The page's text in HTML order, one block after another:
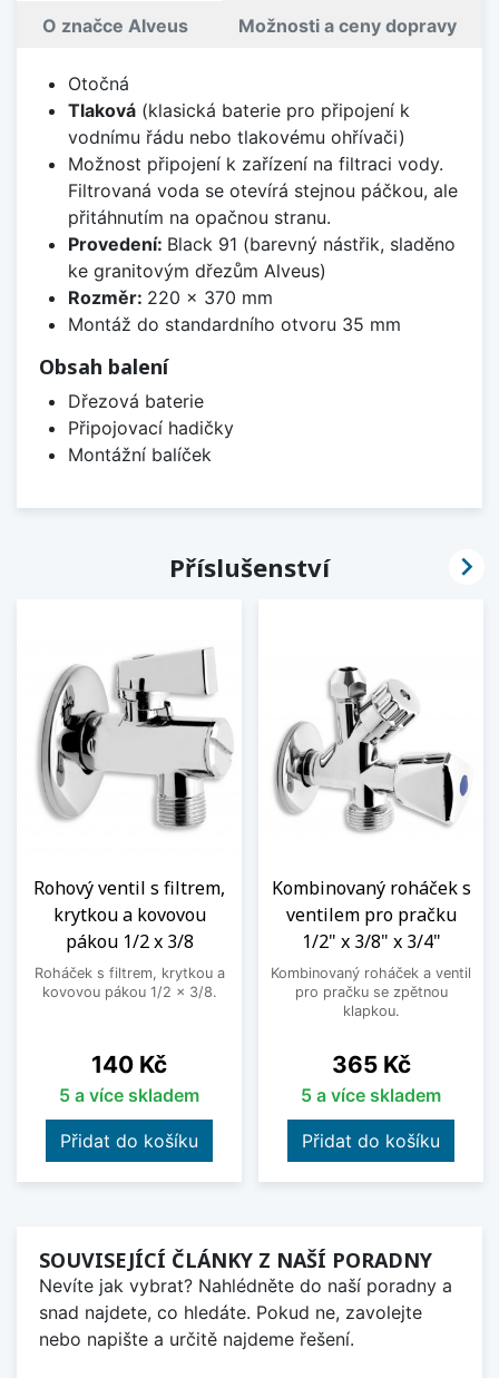
O značce Alveus Možnosti a ceny dopravy
Otočná
Tlaková(klasická baterie pro připojení k
vodnímu řádu nebo tlakovému ohřívači)
Možnost připojení k zařízení na filtraci vody.
Filtrovaná voda se otevírá stejnou páčkou, ale
přitáhnutím na opačnou stranu.
Provedení: Black 91 (barevný nástřik, sladěno
ke granitovým dřezům Alveus)
Rozměr: 220 x 370 mm
Montáž do standardního otvoru 35 mm
Obsah balení
Dřezová baterie
Připojovací hadičky
Montážní balíček
Příslušenství
Rohový ventil s filtrem,
krytkou a kovovou
pákou 1/2 x 3/8
Roháček s filtrem, krytkou a
kovovou pákou 1/2 x 3/8.
Cena
140 Kč
5 a více skladem
Přidat do košíku
Kombinovaný roháček s
ventilem pro pračku
1/2" x 3/8" x 3/4"
Kombinovaný roháček a ventil
pro pračku se zpětnou
klapkou.
Cena
365 Kč
5 a více skladem
Přidat do košíku

SOUVISEJÍCÍ ČLÁNKY Z NAŠÍ PORADNY
Nevíte jak vybrat? Nahlédněte do naší poradny a
snad najdete, co hledáte. Pokud ne, zavolejte
nebo napište a určitě najdeme řešení.